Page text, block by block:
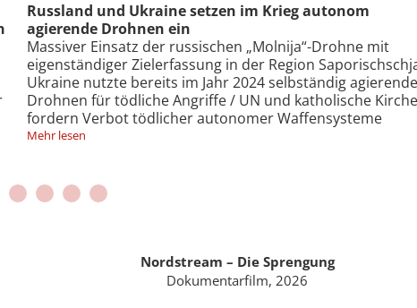
Verfassungsschutz beobachtet „Zulauf zu
antimilitaristischen Protesten“
Deutscher Inlandsgeheimdienst weist auf
„Mobilisierungspotenzial“ insbesondere bei
Linksextremisten hin / Verfassungsschutzbericht erwähnt
Verbreitung „prorussischer Narrative“ mit Blick auf
russische Sicherheitsinteressen gegenüber Nato
Mehr lesen
Nordstream – Die Sprengung
Dokumentarfilm, 2026